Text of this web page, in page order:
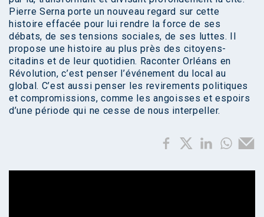
Pierre Serna porte un nouveau regard sur cette
histoire effacée pour lui rendre la force de ses
débats, de ses tensions sociales, de ses luttes. Il
propose une histoire au plus près des citoyens-
citadins et de leur quotidien. Raconter Orléans en
Révolution, c’est penser l’événement du local au
global. C’est aussi penser les revirements politiques
et compromissions, comme les angoisses et espoirs
d’une période qui ne cesse de nous interpeller.